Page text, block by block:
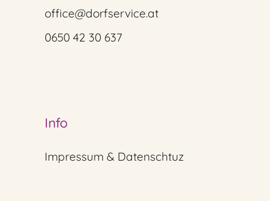
office@dorfservice.at
0650 42 30 637
Info
Impressum & Datenschtuz